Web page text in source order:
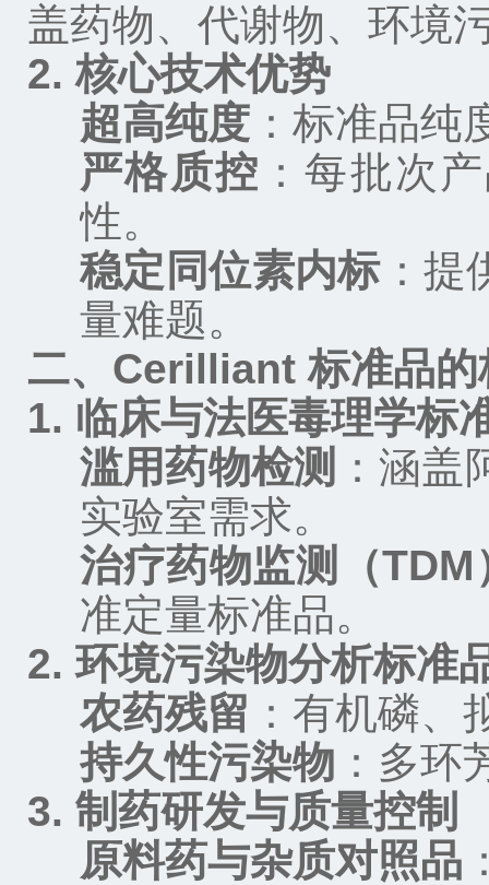
盖药物、代谢物、环境
2.核心技术优势
超高纯度 ：标准品纯
严格质控 ：每批次
性。
稳定同位素内标：提
量难题。
二、 Cerilliant标准品
1. 临床与法医毒理学标
滥用药物检测 ：涵
实验室需求。
治疗药物监测（TDM
准定量标准品。
2.环境污染物分析标准
农药残留 ：有机磷
持久性污染物 ：多环
3. 制药研发与质量控制
原料药与杂质对照品